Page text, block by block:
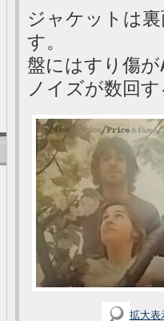
ジャケットは
す。
盤にはすり傷
ノイズが数回
拡大表